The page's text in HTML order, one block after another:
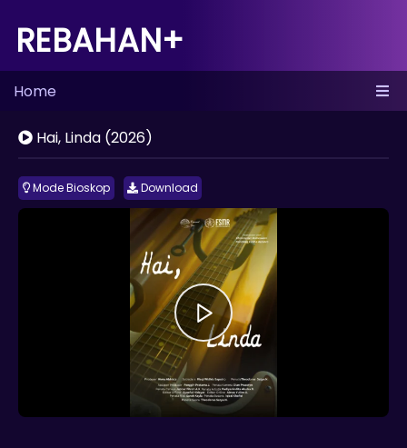
REBAHAN+
Home
Hai, Linda (2026)
Mode Bioskop Download